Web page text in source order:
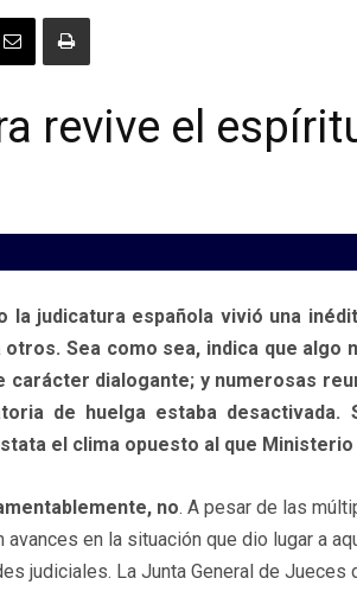
revive el
la judicatura española vivió una
Sea como sea, indica que algo
carácter dialogante; y numerosas
de huelga estaba
el clima opuesto al que
no. A pesar de las
en la situación que dio lugar a
judiciales. La Junta General de Jueces